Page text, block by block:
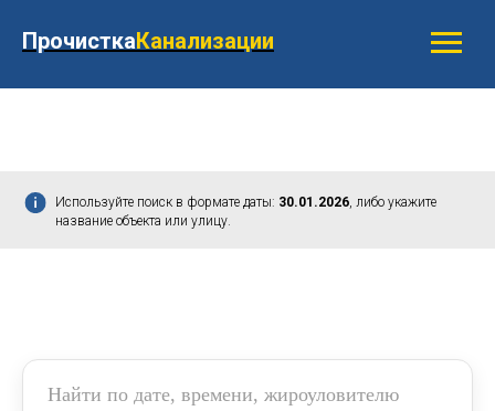
ПрочисткаКанализации
Используйте поиск в формате даты: 30.01.2026, либо укажите
название объекта или улицу.